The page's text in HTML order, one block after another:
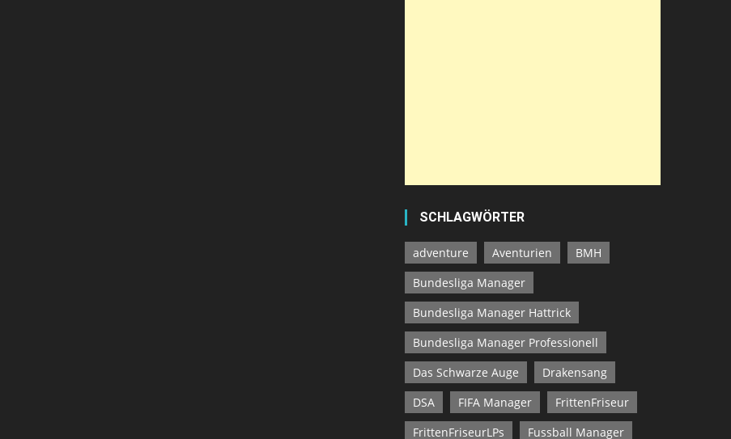
SCHLAGWÖRTER
adventure Aventurien
BMH
Bundesliga Manager
Bundesliga Manager Hattrick
Bundesliga Manager Professionell
Das Schwarze Auge
Drakensang
DSA
FIFA Manager
FrittenFriseur
FrittenFriseurLPs
Fussball Manager